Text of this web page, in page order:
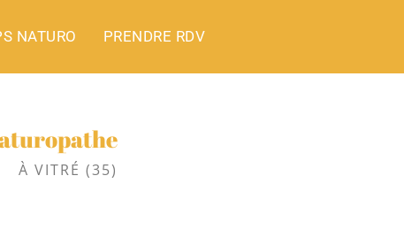
NATURO PRENDRE RDV
À VITRÉ (35)